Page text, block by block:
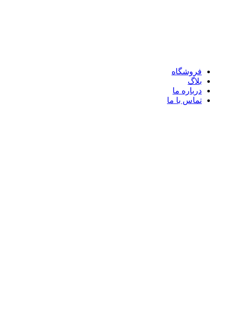
فروشگاه
بلاگ
درباره ما
تماس با ما